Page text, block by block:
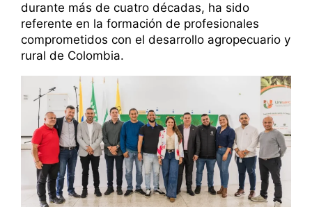
durante más de cuatro décadas, ha sido
referente en la formación de profesionales
comprometidos con el desarrollo agropecuario y
rural de Colombia.